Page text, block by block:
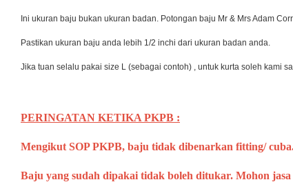
Ini ukuran baju bukan ukuran badan. Potongan baju Mr & Mrs Adam
Pastikan ukuran baju anda lebih 1/2 inchi dari ukuran badan anda.
Jika tuan selalu pakai size L (sebagai contoh) , untuk kurta soleh kami
PERINGATAN KETIKA PKPB :
Mengikut SOP PKPB, baju tidak dibenarkan fitting/
Baju yang sudah dipakai tidak boleh ditukar. Mohon